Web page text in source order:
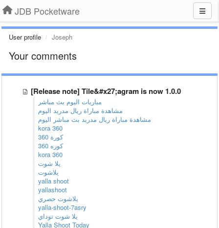
JDB Pocketware
User profile Joseph
Your comments
[Release note] Tile&#x27;agram is now 1.0.0
مباريات اليوم بث مباشر
مشاهدة مباراة ريال مدريد اليوم
مشاهدة مباراة ريال مدريد بث مباشر اليوم
kora 360
كورة 360
كوره 360
kora 360
يلا شوت
يلاشوت
yalla shoot
yallashoot
يلاشوت حصري
yalla-shoot-7asry
يلا شوت توداي
Yalla Shoot Today